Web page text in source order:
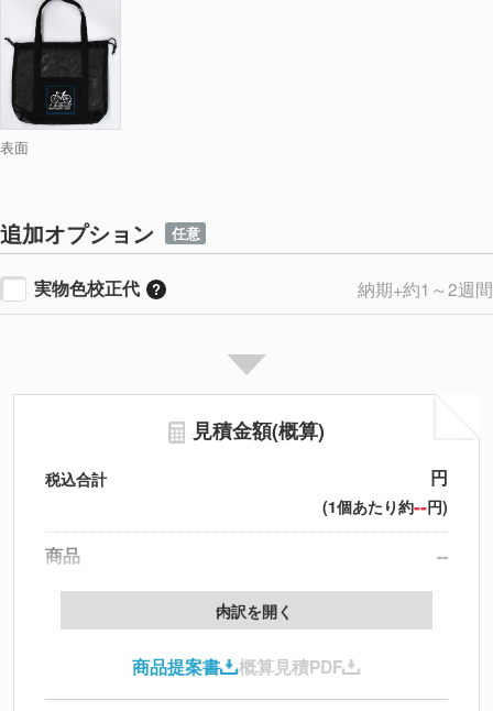
表面
追加オプション 任意
実物色校正代 納期+約1～2週間
見積金額(概算)
税込合計 円
(1個あたり約--円)
商品
--
製版代
印刷代
北海道・沖縄・離島 別途
内訳を開く
商品提案書 概算見積PDF